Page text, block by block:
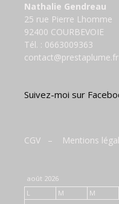
Nathalie Gendreau
25 rue Pierre Lhomme
92400 COURBEVOIE
Tél. : 0663009363
contact@prestaplume.fr
Suivez-moi sur
CGV – Mentions
août 2026
L
M M